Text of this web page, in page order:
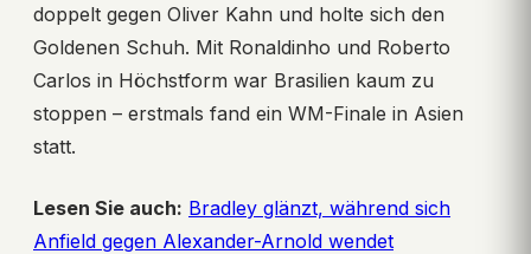
doppelt gegen Oliver Kahn und holte sich den
Goldenen Schuh. Mit Ronaldinho und Roberto
Carlos in Höchstform war Brasilien kaum zu
stoppen – erstmals fand ein WM-Finale in Asien
statt.
Lesen Sie auch: Bradley glänzt, während sich
Anfield gegen Alexander-Arnold wendet